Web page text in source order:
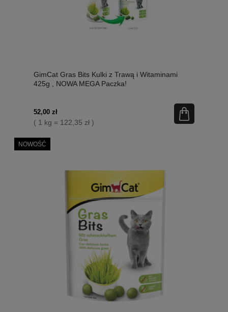
GimCat Gras Bits Kulki z Trawą i Witaminami
425g , NOWA MEGA Paczka!
52,00 zł
( 1 kg = 122,35 zł )
NOWOŚĆ